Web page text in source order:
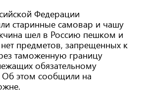
Федерации
старинные самовар и чашу
шел в Россию пешком и
нет предметов, запрещенных к
таможенную границу
обязательному
этом сообщили на